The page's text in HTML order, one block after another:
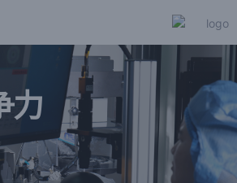
力